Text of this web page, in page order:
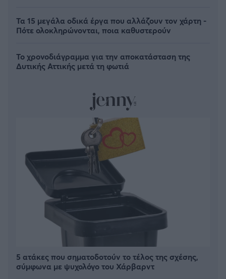
Τα 15 μεγάλα οδικά έργα που αλλάζουν τον χάρτη -
Πότε ολοκληρώνονται, ποια καθυστερούν
Το χρονοδιάγραμμα για την αποκατάσταση της
Δυτικής Αττικής μετά τη φωτιά
5 ατάκες που σηματοδοτούν το τέλος της σχέσης,
σύμφωνα με ψυχολόγο του Χάρβαρντ